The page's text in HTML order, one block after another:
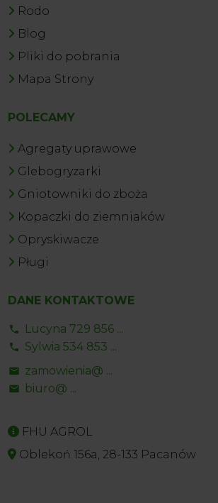
Rodo
Blog
Pliki do pobrania
Mapa Strony
POLECAMY
Agregaty uprawowe
Glebogryzarki
Gniotowniki do zboża
Kopaczki do ziemniaków
Opryskiwacze
Pługi
DANE KONTAKTOWE
Lucyna 729 856 ...
Sylwia 534 853 ...
zamowienia@ ...
biuro@ ...
FHU AGROL
Oblekoń 156a, 28-133 Pacanów